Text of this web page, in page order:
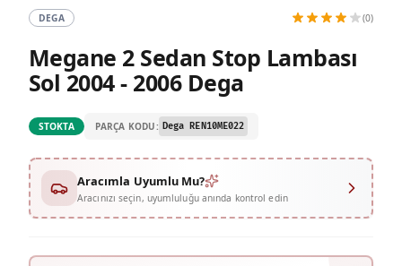
DEGA (0)
Megane 2 Sedan Stop Lambası
Sol 2004 - 2006 Dega
STOKTA PARÇA KODU: Dega REN10ME022
Aracımla Uyumlu Mu?
Aracınızı seçin, uyumluluğu anında kontrol edin